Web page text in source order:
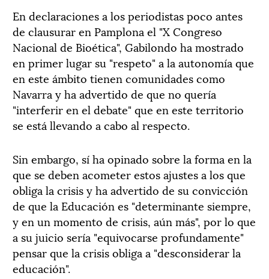
En declaraciones a los periodistas poco antes
de clausurar en Pamplona el "X Congreso
Nacional de Bioética", Gabilondo ha mostrado
en primer lugar su "respeto" a la autonomía que
en este ámbito tienen comunidades como
Navarra y ha advertido de que no quería
"interferir en el debate" que en este territorio
se está llevando a cabo al respecto.
Sin embargo, sí ha opinado sobre la forma en la
que se deben acometer estos ajustes a los que
obliga la crisis y ha advertido de su convicción
de que la Educación es "determinante siempre,
y en un momento de crisis, aún más", por lo que
a su juicio sería "equivocarse profundamente"
pensar que la crisis obliga a "desconsiderar la
educación".